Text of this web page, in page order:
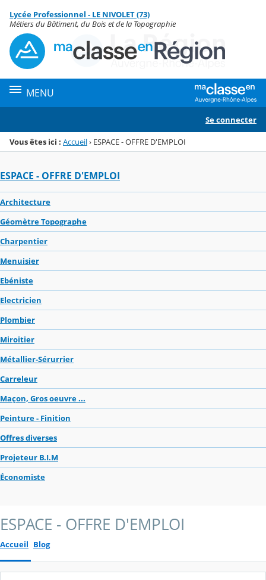
Menu de la rubrique
Contenu
Lycée Professionnel - LE NIVOLET (73)
Métiers du Bâtiment, du Bois et de la Topographie
MENU
Se connecter
Vous êtes ici : Accueil› ESPACE - OFFRE D'EMPLOI
ESPACE - OFFRE D'EMPLOI
Architecture
Géomètre Topographe
Charpentier
Menuisier
Ebéniste
Electricien
Plombier
Miroitier
Métallier-Sérurrier
Carreleur
Maçon, Gros oeuvre ...
Peinture - Finition
Offres diverses
Projeteur B.I.M
Économiste
ESPACE - OFFRE D'EMPLOI
Accueil Blog